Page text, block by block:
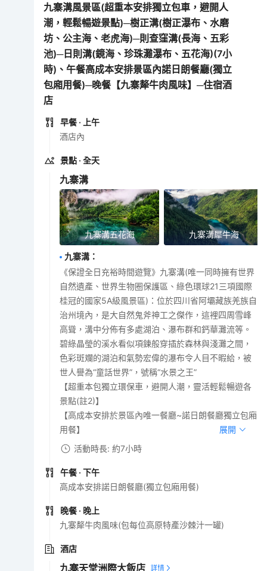
九寨溝風景區(超重本安排獨立包車，避開人
潮，輕鬆暢遊景點)─樹正溝(樹正瀑布、水磨
坊、公主海、老虎海)─則查窪溝(長海、五彩
池)─日則溝(鏡海、珍珠灘瀑布、五花海)(7小
時)、午餐高成本安排景區內諾日朗餐廳(獨立
包廂用餐)─晚餐【九寨犛牛肉風味】─住宿酒
店
早餐 · 上午
酒店內
景點 · 全天
九寨溝
九寨溝五花海 九寨溝犀牛海
九寨溝 ：
《保證全日充裕時間遊覽》九寨溝(唯一同時擁有世界
自然遺產、世界生物圈保護區、綠色環球21三項國際
桂冠的國家5A級風景區)：位於四川省阿壩藏族羌族自
治州境內，是大自然鬼斧神工之傑作，這裡四周雪峰
高聳，溝中分佈有多處湖泊、瀑布群和鈣華灘流等。
碧綠晶瑩的溪水看似項鍊般穿插於森林與淺灘之間，
色彩斑斕的湖泊和氣勢宏偉的瀑布令人目不暇給，被
世人譽為“童話世界”，號稱“水景之王”
【超重本包獨立環保車，避開人潮，靈活輕鬆暢遊各
景點(註2)】
【高成本安排於景區內唯一餐廳~諾日朗餐廳獨立包廂
用餐】
展開
活動時長: 約7小時
午餐 · 下午
高成本安排諾日朗餐廳(獨立包廂用餐)
晚餐 · 晚上
九寨犛牛肉風味(包每位高原特產沙棘汁一罐)
酒店
九寨天堂洲際大飯店